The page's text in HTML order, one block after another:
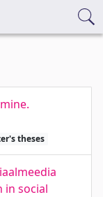
theses
in social